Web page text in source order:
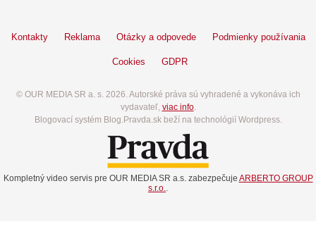
Kontakty Reklama Otázky a odpovede Podmienky používania
Cookies GDPR
© OUR MEDIA SR a. s. 2026. Autorské práva sú vyhradené a vykonáva ich
vydavateľ, viac info.
Blogovací systém Blog.Pravda.sk beží na technológií Wordpress.
Kompletný video servis pre OUR MEDIA SR a.s. zabezpečuje ARBERTO GROUP
s.r.o.